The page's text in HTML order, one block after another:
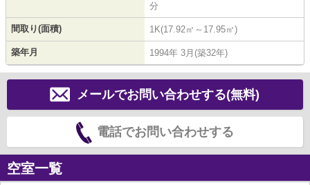
分
間取り(面積) 1K(17.92㎡～17.95㎡)
築年月 1994年 3月(築32年)
メールでお問い合わせする(無料)
電話でお問い合わせする
空室一覧